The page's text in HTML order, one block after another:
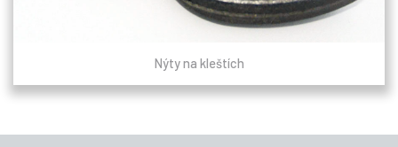
Nýty na kleštích